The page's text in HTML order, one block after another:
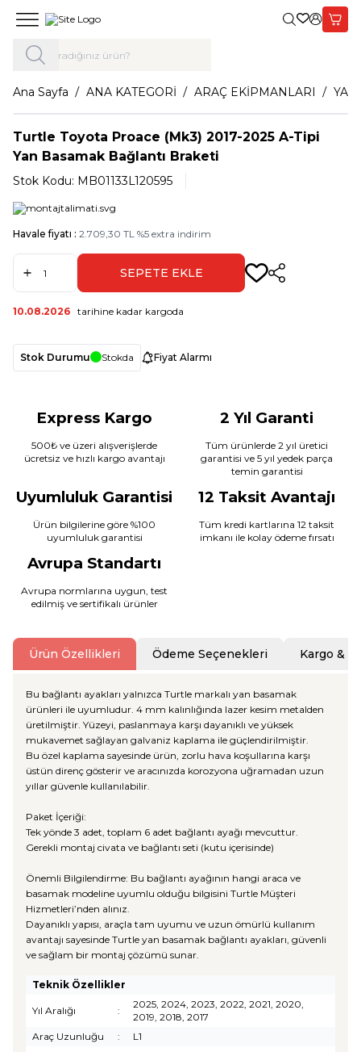
Giriş Yap,
Ana Sayfa ANA KATEGORİ ARAÇ EKİPMANLARI
Turtle Toyota Proace (Mk3) 2017-2025 A-Tipi
Yan Basamak Bağlantı Braketi
Stok Kodu: MB01133L120595
Havale fiyatı : 2.709,30 TL %5 extra indirim
SEPETE EKLE Paylaş
10.08.2026 tarihine kadar kargoda
Stok Durumu Stokda Fiyat Alarmı
Express Kargo
500₺ ve üzeri alışverişlerde
ücretsiz ve hızlı kargo avantajı
2 Yıl Garanti
Tüm ürünlerde 2 yıl üretici
garantisi ve 5 yıl yedek parça
temin garantisi
Uyumluluk Garantisi
Ürün bilgilerine göre %100
uyumluluk garantisi
12 Taksit Avantajı
Tüm kredi kartlarına 12 taksit
imkanı ile kolay ödeme fırsatı
Avrupa Standartı
Avrupa normlarına uygun, test
edilmiş ve sertifikalı ürünler
Ürün Özellikleri Ödeme Seçenekleri Kargo &
Bu bağlantı ayakları yalnızca Turtle markalı yan basamak
ürünleri ile uyumludur. 4 mm kalınlığında lazer kesim metalden
üretilmiştir. Yüzeyi, paslanmaya karşı dayanıklı ve yüksek
mukavemet sağlayan galvaniz kaplama ile güçlendirilmiştir.
Bu özel kaplama sayesinde ürün, zorlu hava koşullarına karşı
üstün direnç gösterir ve aracınızda korozyona uğramadan uzun
yıllar güvenle kullanılabilir.
Paket İçeriği:
Tek yönde 3 adet, toplam 6 adet bağlantı ayağı mevcuttur.
Gerekli montaj civata ve bağlantı seti (kutu içerisinde)
Önemli Bilgilendirme: Bu bağlantı ayağının hangi araca ve
basamak modeline uyumlu olduğu bilgisini Turtle Müşteri
Hizmetleri’nden alınız.
Dayanıklı yapısı, araçla tam uyumu ve uzun ömürlü kullanım
avantajı sayesinde Turtle yan basamak bağlantı ayakları, güvenli
ve sağlam bir montaj çözümü sunar.
Teknik Özellikler
Yıl Aralığı :
2025, 2024, 2023, 2022, 2021, 2020,
2019, 2018, 2017
Araç Uzunluğu
:
L1